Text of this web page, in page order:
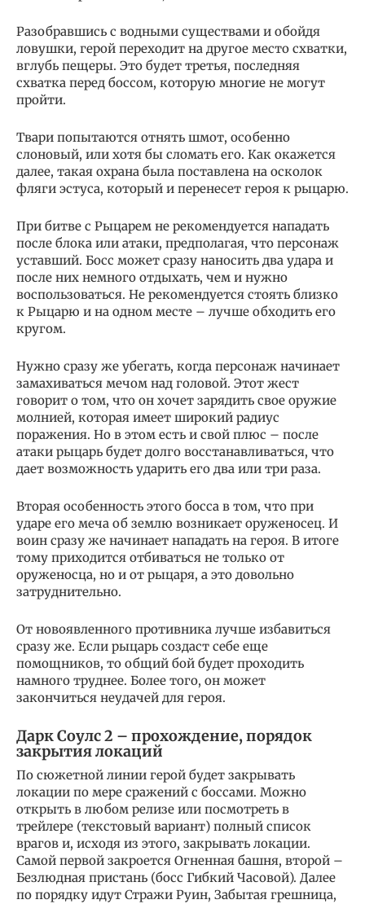
Разобравшись с водными существами и обойдя
ловушки, герой переходит на другое место схватки,
вглубь пещеры. Это будет третья, последняя
схватка перед боссом, которую многие не могут
пройти.
Твари попытаются отнять шмот, особенно
слоновый, или хотя бы сломать его. Как окажется
далее, такая охрана была поставлена на осколок
фляги эстуса, который и перенесет героя к рыцарю.
При битве с Рыцарем не рекомендуется нападать
после блока или атаки, предполагая, что персонаж
уставший. Босс может сразу наносить два удара и
после них немного отдыхать, чем и нужно
воспользоваться. Не рекомендуется стоять близко
к Рыцарю и на одном месте – лучше обходить его
кругом.
Нужно сразу же убегать, когда персонаж начинает
замахиваться мечом над головой. Этот жест
говорит о том, что он хочет зарядить свое оружие
молнией, которая имеет широкий радиус
поражения. Но в этом есть и свой плюс – после
атаки рыцарь будет долго восстанавливаться, что
дает возможность ударить его два или три раза.
Вторая особенность этого босса в том, что при
ударе его меча об землю возникает оруженосец. И
воин сразу же начинает нападать на героя. В итоге
тому приходится отбиваться не только от
оруженосца, но и от рыцаря, а это довольно
затруднительно.
От новоявленного противника лучше избавиться
сразу же. Если рыцарь создаст себе еще
помощников, то общий бой будет проходить
намного труднее. Более того, он может
закончиться неудачей для героя.
Дарк Соулс 2 – прохождение, порядок
закрытия локаций
По сюжетной линии герой будет закрывать
локации по мере сражений с боссами. Можно
открыть в любом релизе или посмотреть в
трейлере (текстовый вариант) полный список
врагов и, исходя из этого, закрывать локации.
Самой первой закроется Огненная башня, второй –
Безлюдная пристань (босс Гибкий Часовой). Далее
по порядку идут Стражи Руин, Забытая грешница,